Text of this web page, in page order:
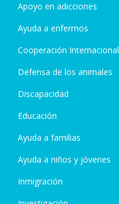
Apoyo en adicciones
Ayuda a enfermos
Cooperación Internacional
Defensa de los animales
Discapacidad
Educación
Ayuda a familias
Ayuda a niños y jóvenes
Inmigración